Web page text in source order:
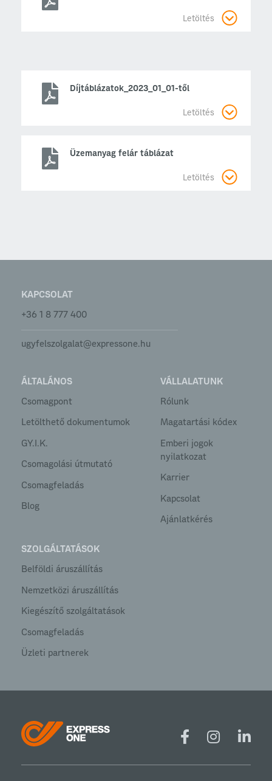
Letöltés
Díjtáblázatok_2023_01_01-től
Letöltés
Üzemanyag felár táblázat
Letöltés
KAPCSOLAT
+36 1 8 777 400
ugyfelszolgalat@expressone.hu
ÁLTALÁNOS
Csomagpont
Letölthető dokumentumok
GY.I.K.
Csomagolási útmutató
Csomagfeladás
Blog
VÁLLALATUNK
Rólunk
Magatartási kódex
Emberi jogok
nyilatkozat
Karrier
Kapcsolat
Ajánlatkérés
SZOLGÁLTATÁSOK
Belföldi áruszállítás
Nemzetközi áruszállítás
Kiegészítő szolgáltatások
Csomagfeladás
Üzleti partnerek